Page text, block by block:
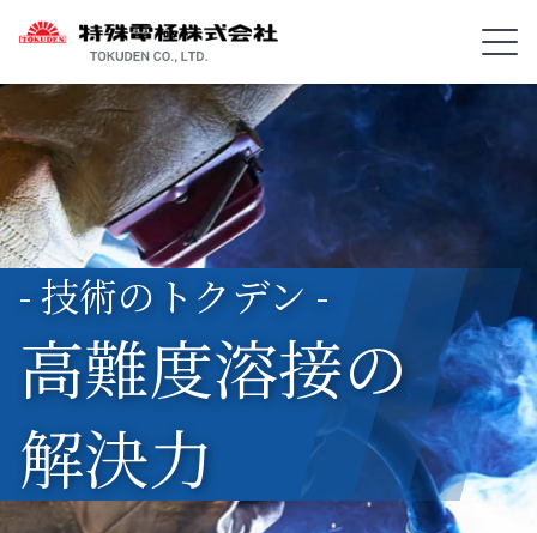
- 技術のトクデン -
高難度溶接の
解決力